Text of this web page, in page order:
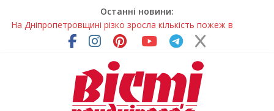
Останні новини:
На Дніпропетровщині різко зросла кількість пожеж в
У Самарі провели незвичайний майстер-клас
Світлові рішення майстрів із Дніпра визнали найкращими в
На Дніпропетровщині ліквідовують аварію на
магістральному водогоні